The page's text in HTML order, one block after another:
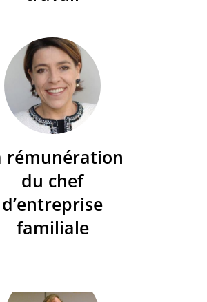
rémunération
du chef
d’entreprise
familiale